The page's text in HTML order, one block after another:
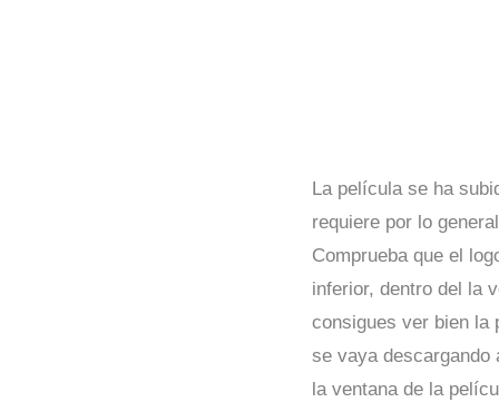
La película se ha
requiere por lo
Comprueba que el
inferior, dentro del la
consigues ver bien la
se vaya descargando
la ventana de la